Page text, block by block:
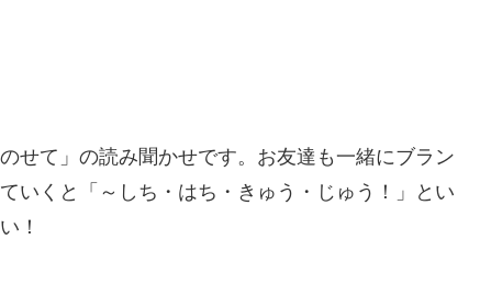
て」の読み聞かせです。お友達も一緒にブラン
いくと「～しち・はち・きゅう・じゅう！」とい
！